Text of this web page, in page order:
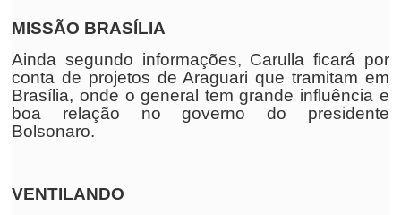
MISSÃO BRASÍLIA
Ainda segundo informações, Carulla ficará por
conta de projetos de Araguari que tramitam em
Brasília, onde o general tem grande influência e
boa relação no governo do presidente
Bolsonaro.
VENTILANDO